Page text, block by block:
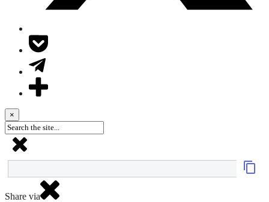
×
Share via